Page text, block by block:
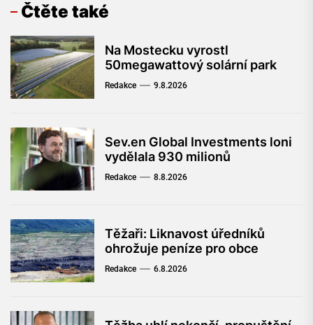
Čtěte také
Na Mostecku vyrostl
50megawattový solární park
Redakce 9.8.2026
Sev.en Global Investments loni
vydělala 930 milionů
Redakce 8.8.2026
Těžaři: Liknavost úředníků
ohrožuje peníze pro obce
Redakce 6.8.2026